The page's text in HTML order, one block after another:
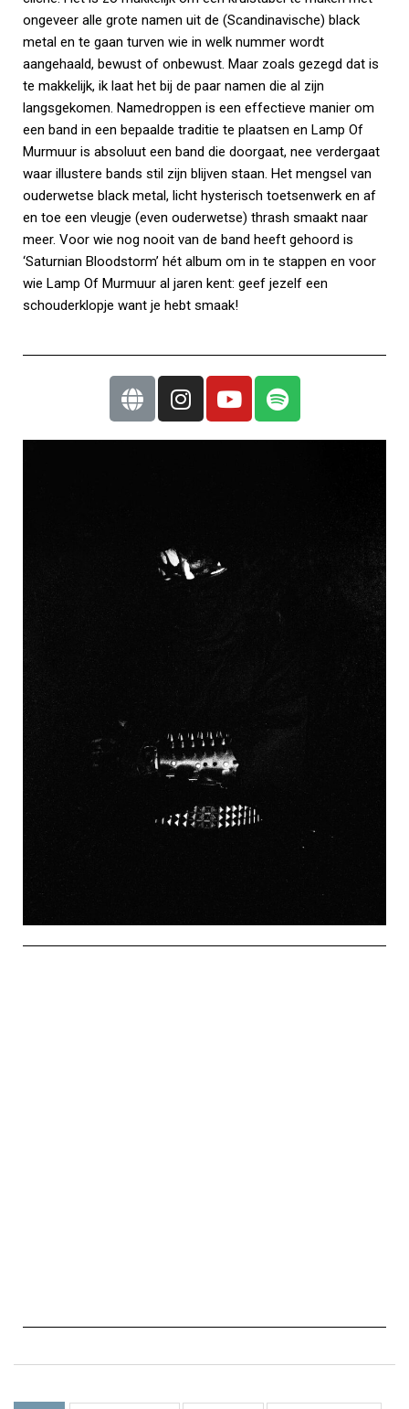
ongeveer alle grote namen uit de (Scandinavische) black
metal en te gaan turven wie in welk nummer wordt
aangehaald, bewust of onbewust. Maar zoals gezegd dat is
te makkelijk, ik laat het bij de paar namen die al zijn
langsgekomen. Namedroppen is een effectieve manier om
een band in een bepaalde traditie te plaatsen en Lamp Of
Murmuur is absoluut een band die doorgaat, nee verdergaat
waar illustere bands stil zijn blijven staan. Het mengsel van
ouderwetse black metal, licht hysterisch toetsenwerk en af
en toe een vleugje (even ouderwetse) thrash smaakt naar
meer. Voor wie nog nooit van de band heeft gehoord is
‘Saturnian Bloodstorm’ hét album om in te stappen en voor
wie Lamp Of Murmuur al jaren kent: geef jezelf een
schouderklopje want je hebt smaak!